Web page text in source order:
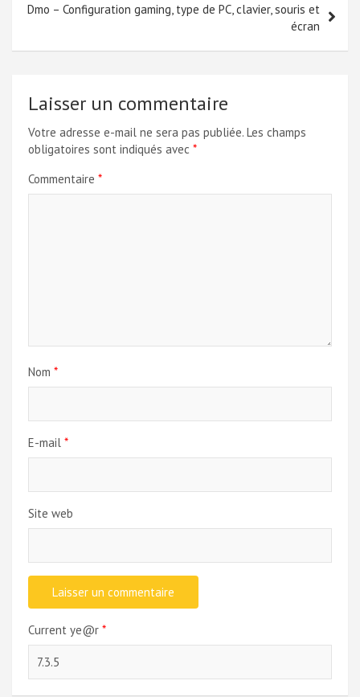
Dmo – Configuration gaming, type de PC, clavier, souris et
écran
Laisser un commentaire
Votre adresse e-mail ne sera pas publiée. Les champs
obligatoires sont indiqués avec *
Commentaire *
Nom *
E-mail *
Site web
Current ye@r *